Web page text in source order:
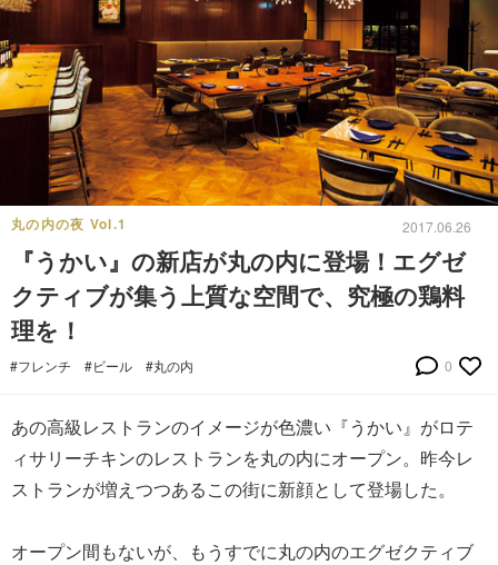
丸の内の夜 Vol.1 2017.06.26
『うかい』の新店が丸の内に登場！エグゼ
クティブが集う上質な空間で、究極の鶏料
理を！
#フレンチ #ビール #丸の内 0
あの高級レストランのイメージが色濃い『うかい』がロテ
ィサリーチキンのレストランを丸の内にオープン。昨今レ
ストランが増えつつあるこの街に新顔として登場した。
オープン間もないが、もうすでに丸の内のエグゼクティブ